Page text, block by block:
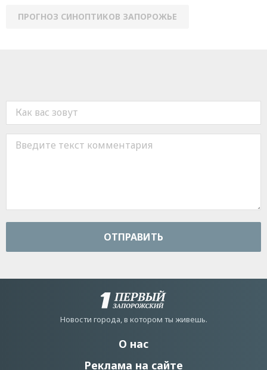
ПРОГНОЗ СИНОПТИКОВ ЗАПОРОЖЬЕ
ОТПРАВИТЬ
Новости города, в котором ты живешь.
О нас
Реклама на сайте